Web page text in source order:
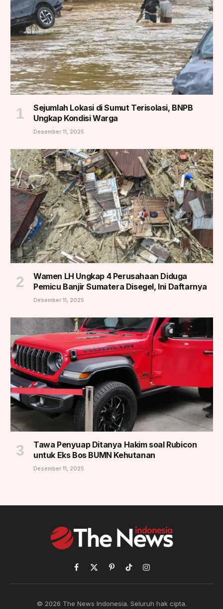
Sejumlah Lokasi di Sumut Terisolasi, BNPB
Ungkap Kondisi Warga
Desember 11, 2025
Wamen LH Ungkap 4 Perusahaan Diduga
Pemicu Banjir Sumatera Disegel, Ini Daftarnya
Desember 11, 2025
Tawa Penyuap Ditanya Hakim soal Rubicon
untuk Eks Bos BUMN Kehutanan
Desember 11, 2025
Facebook
X
(Twitter)
PinterestTikTokInstagram
© 2026 The News Indonesia. Seluruh hak cipta.